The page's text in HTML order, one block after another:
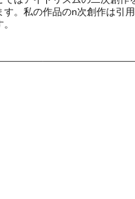
。私の作品のn次創作は引